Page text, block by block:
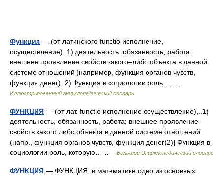
Функция — (от латинского functio исполнение,
осуществление), 1) деятельность, обязанность, работа;
внешнее проявление свойств какого–либо объекта в данной
системе отношений (например, функция органов чувств,
функция денег). 2) Функция в социологии роль,… …
Иллюстрированный энциклопедический словарь
ФУНКЦИЯ — (от лат. functio исполнение осуществление),..1)
деятельность, обязанность, работа; внешнее проявление
свойств какого либо объекта в данной системе отношений
(напр., функция органов чувств, функция денег)2)] Функция в
социологии роль, которую… …
Большой Энциклопедический словарь
ФУНКЦИЯ — ФУНКЦИЯ, в математике одно из основных